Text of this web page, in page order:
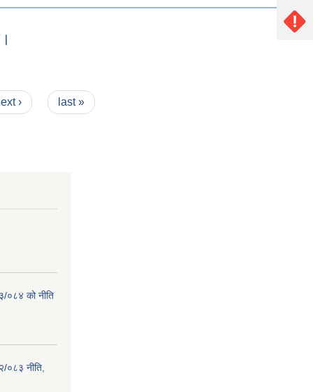
› last »
०८४ को नीति
०८३ नीति,